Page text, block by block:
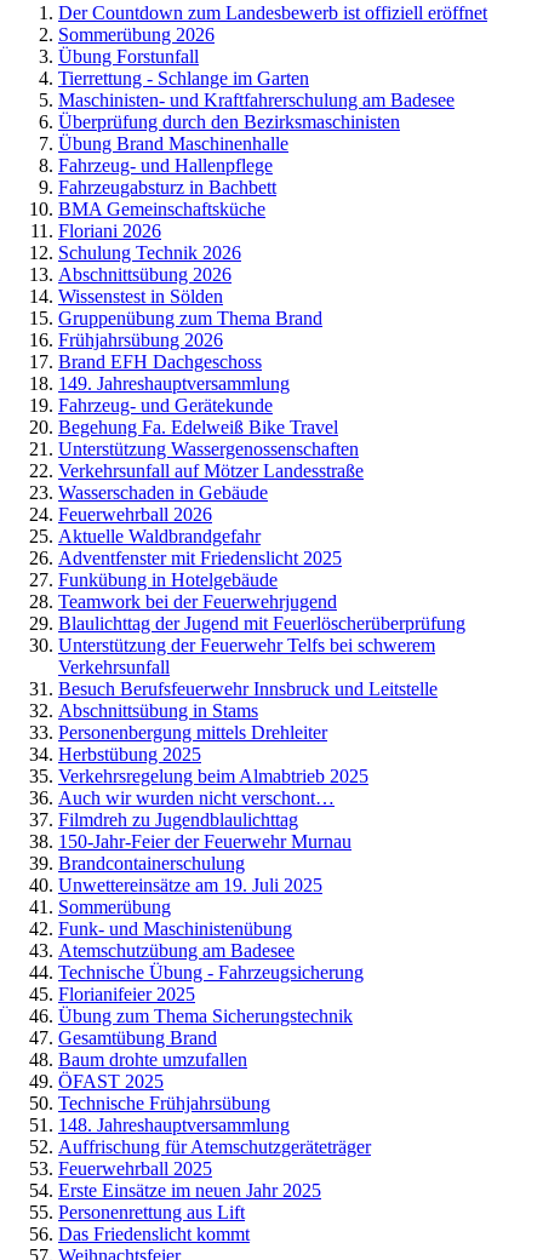
Der Countdown zum Landesbewerb ist offiziell eröffnet
Sommerübung 2026
Übung Forstunfall
Tierrettung - Schlange im Garten
Maschinisten- und Kraftfahrerschulung am Badesee
Überprüfung durch den Bezirksmaschinisten
Übung Brand Maschinenhalle
Fahrzeug- und Hallenpflege
Fahrzeugabsturz in Bachbett
BMA Gemeinschaftsküche
Floriani 2026
Schulung Technik 2026
Abschnittsübung 2026
Wissenstest in Sölden
Gruppenübung zum Thema Brand
Frühjahrsübung 2026
Brand EFH Dachgeschoss
149. Jahreshauptversammlung
Fahrzeug- und Gerätekunde
Begehung Fa. Edelweiß Bike Travel
Unterstützung Wassergenossenschaften
Verkehrsunfall auf Mötzer Landesstraße
Wasserschaden in Gebäude
Feuerwehrball 2026
Aktuelle Waldbrandgefahr
Adventfenster mit Friedenslicht 2025
Funkübung in Hotelgebäude
Teamwork bei der Feuerwehrjugend
Blaulichttag der Jugend mit Feuerlöscherüberprüfung
Unterstützung der Feuerwehr Telfs bei schwerem
Verkehrsunfall
Besuch Berufsfeuerwehr Innsbruck und Leitstelle
Abschnittsübung in Stams
Personenbergung mittels Drehleiter
Herbstübung 2025
Verkehrsregelung beim Almabtrieb 2025
Auch wir wurden nicht verschont…
Filmdreh zu Jugendblaulichttag
150-Jahr-Feier der Feuerwehr Murnau
Brandcontainerschulung
Unwettereinsätze am 19. Juli 2025
Sommerübung
Funk- und Maschinistenübung
Atemschutzübung am Badesee
Technische Übung - Fahrzeugsicherung
Florianifeier 2025
Übung zum Thema Sicherungstechnik
Gesamtübung Brand
Baum drohte umzufallen
ÖFAST 2025
Technische Frühjahrsübung
148. Jahreshauptversammlung
Auffrischung für Atemschutzgeräteträger
Feuerwehrball 2025
Erste Einsätze im neuen Jahr 2025
Personenrettung aus Lift
Das Friedenslicht kommt
Weihnachtsfeier